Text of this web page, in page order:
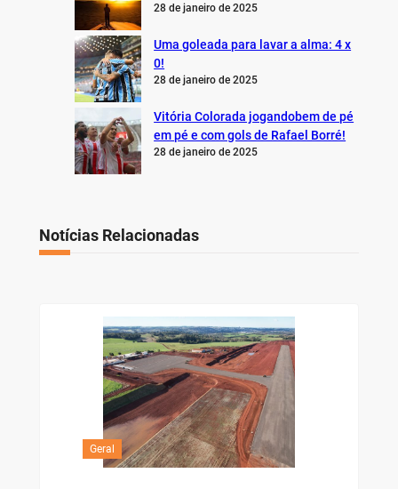
28 de janeiro de 2025
Uma goleada para lavar a alma: 4 x
0!
28 de janeiro de 2025
Vitória Colorada jogandobem de pé
em pé e com gols de Rafael Borré!
28 de janeiro de 2025
Notícias Relacionadas
Geral